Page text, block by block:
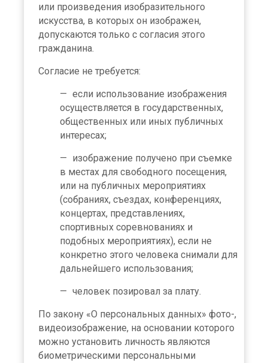
или произведения изобразительного
искусства, в которых он изображен,
допускаются только с согласия этого
гражданина.
Согласие не требуется:
если использование изображения
осуществляется в государственных,
общественных или иных публичных
интересах;
изображение получено при съемке
в местах для свободного посещения,
или на публичных мероприятиях
(собраниях, съездах, конференциях,
концертах, представлениях,
спортивных соревнованиях и
подобных мероприятиях), если не
конкретно этого человека снимали для
дальнейшего использования;
человек позировал за плату.
По закону «О персональных данных» фото-,
видеоизображение, на основании которого
можно установить личность являются
биометрическими персональными